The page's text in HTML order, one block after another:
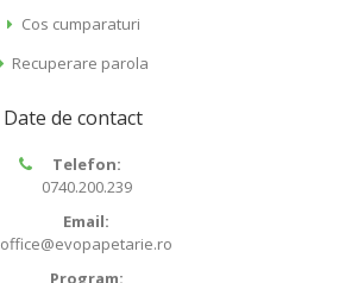
Cos cumparaturi
Recuperare parola
Date de contact
Telefon:
0740.200.239
Email:
office@evopapetarie.ro
Program: